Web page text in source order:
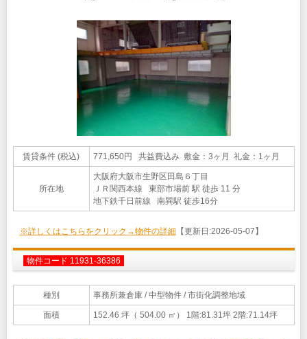
賃貸条件 (税込) 771,650円 共益費込み 敷金：3ヶ月 礼金：1ヶ月
所在地
大阪府大阪市生野区田島６丁目
ＪＲ関西本線 東部市場前 駅 徒歩 11 分
地下鉄千日前線 南巽駅 徒歩16分
※詳しくはこちらをクリック→物件の詳細 【更新日:2026-05-07】
物件コード 11931-36386
種別 事務所兼倉庫 / 中型物件 / 市街化調整地域
面積 152.46 坪（ 504.00 ㎡） 1階:81.31坪 2階:71.14坪